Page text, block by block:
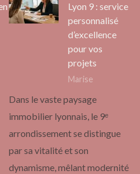
Lyon 9 : service
personnalisé
d’excellence
pour vos
projets
Marise
Dans le vaste paysage
immobilier lyonnais, le 9ᵉ
arrondissement se distingue
par sa vitalité et son
dynamisme, mêlant modernité